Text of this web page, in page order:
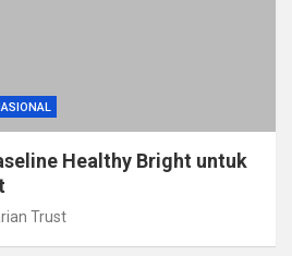
Healthy Bright untuk
Trust